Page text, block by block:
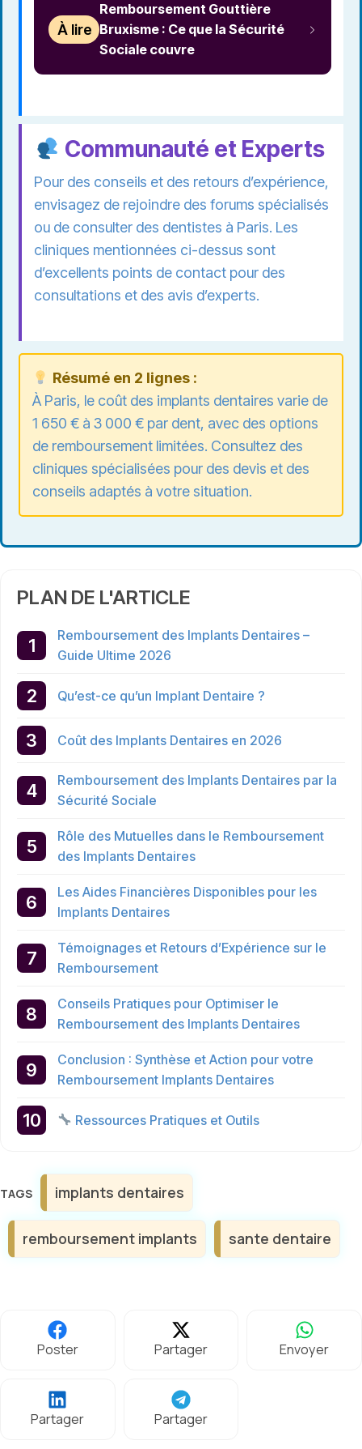
À lire
Remboursement Gouttière
Bruxisme : Ce que la Sécurité
Sociale couvre
Communauté et Experts
Pour des conseils et des retours d’expérience,
envisagez de rejoindre des forums spécialisés
ou de consulter des dentistes à Paris. Les
cliniques mentionnées ci-dessus sont
d’excellents points de contact pour des
consultations et des avis d’experts.
Résumé en 2 lignes :
À Paris, le coût des implants dentaires varie de
1 650 € à 3 000 € par dent, avec des options
de remboursement limitées. Consultez des
cliniques spécialisées pour des devis et des
conseils adaptés à votre situation.
PLAN DE L'ARTICLE
Remboursement des Implants Dentaires –
Guide Ultime 2026
Qu’est-ce qu’un Implant Dentaire ?
Coût des Implants Dentaires en 2026
Remboursement des Implants Dentaires par la
Sécurité Sociale
Rôle des Mutuelles dans le Remboursement
des Implants Dentaires
Les Aides Financières Disponibles pour les
Implants Dentaires
Témoignages et Retours d’Expérience sur le
Remboursement
Conseils Pratiques pour Optimiser le
Remboursement des Implants Dentaires
Conclusion : Synthèse et Action pour votre
Remboursement Implants Dentaires
Ressources Pratiques et Outils
Étiquettes
implants dentaires
remboursement implants sante dentaire
Poster Partager Envoyer
Partager Partager